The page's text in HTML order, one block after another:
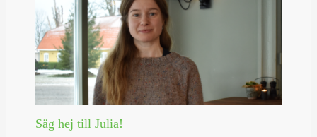
Säg hej till Julia!